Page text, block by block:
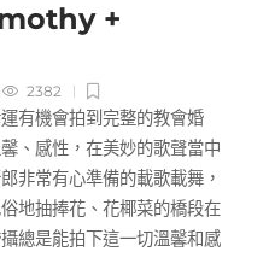
+
2382
有機會拍到完整的教會婚
、感性，在美妙的歌聲當中
非常有心準備的載歌載舞，
地抽捧花、花椰菜的橋段在
總是能拍下這一切溫馨和感